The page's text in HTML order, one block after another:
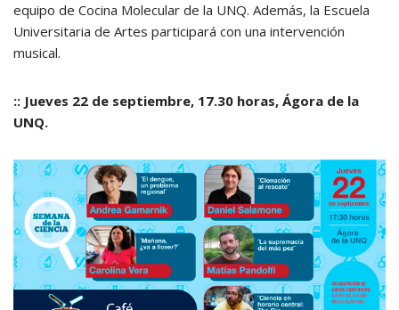
equipo de Cocina Molecular de la UNQ. Además, la Escuela
Universitaria de Artes participará con una intervención
musical.
:: Jueves 22 de septiembre, 17.30 horas, Ágora de la
UNQ.